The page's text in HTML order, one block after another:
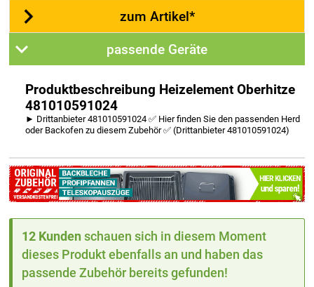
zum Artikel*
passende Geräte
Produktbeschreibung Heizelement Oberhitze
481010591024
► Drittanbieter 481010591024 ✅ Hier finden Sie den passenden Herd
oder Backofen zu diesem Zubehör ✅ (Drittanbieter 481010591024)
12 Kunden schauen sich in diesem Moment
dieses Produkt ebenfalls an und haben das
passende Zubehör bereits gefunden!